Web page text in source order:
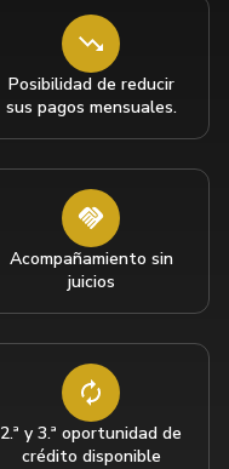
Posibilidad de reducir
sus pagos mensuales.
Acompañamiento sin
juicios
2.ª y 3.ª oportunidad de
crédito disponible